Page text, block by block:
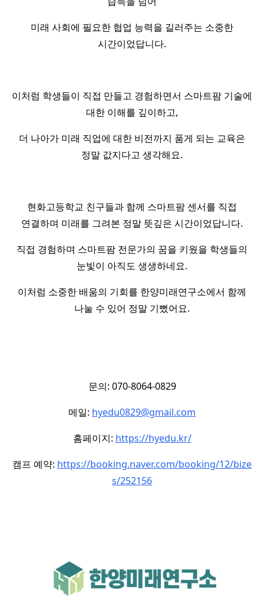
미래 사회에 필요한 협업 능력을 길러주는 소중한
시간이었답니다.
이처럼 학생들이 직접 만들고 경험하면서 스마트팜 기술에
대한 이해를 깊이하고,
더 나아가 미래 직업에 대한 비전까지 품게 되는 교육은
정말 값지다고 생각해요.
현화고등학교 친구들과 함께 스마트팜 센서를 직접
연결하며 미래를 그려본 정말 뜻깊은 시간이었답니다.
직접 경험하며 스마트팜 전문가의 꿈을 키웠을 학생들의
눈빛이 아직도 생생하네요.
이처럼 소중한 배움의 기회를 한양미래연구소에서 함께
나눌 수 있어 정말 기뻤어요.
문의: 070-8064-0829
메일: hyedu0829@gmail.com
홈페이지: https://hyedu.kr/
캠프 예약: https://booking.naver.com/booking/12/bize
s/252156